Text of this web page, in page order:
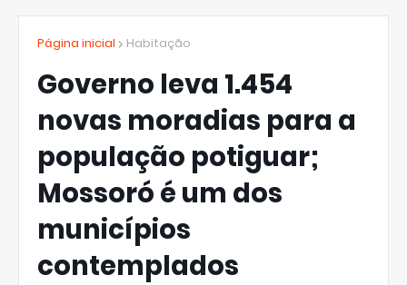
Página inicial Habitação
Governo leva 1.454
novas moradias para a
população potiguar;
Mossoró é um dos
municípios
contemplados